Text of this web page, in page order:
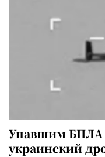
Упавшим БПЛА
украинский